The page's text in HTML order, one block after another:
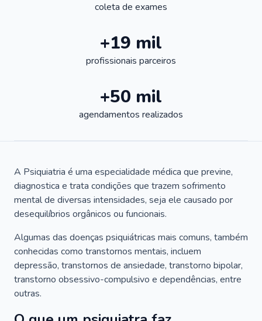
coleta de exames
+19 mil
profissionais parceiros
+50 mil
agendamentos realizados
A Psiquiatria é uma especialidade médica que previne,
diagnostica e trata condições que trazem sofrimento
mental de diversas intensidades, seja ele causado por
desequilíbrios orgânicos ou funcionais.
Algumas das doenças psiquiátricas mais comuns, também
conhecidas como transtornos mentais, incluem
depressão, transtornos de ansiedade, transtorno bipolar,
transtorno obsessivo-compulsivo e dependências, entre
outras.